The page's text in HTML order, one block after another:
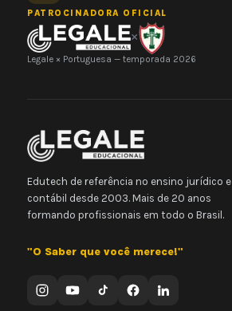
PATROCINADORA OFICIAL
×
Legale × Portuguesa — temporada 2026
Edutech de referência no ensino jurídico e
contábil desde 2003. Mais de 20 anos
formando profissionais em todo o Brasil.
"O Saber que você merece!"